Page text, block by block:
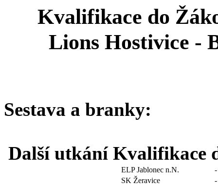
Kvalifikace do
Lions Hostivice -
Sestava a branky:
Další utkání Kvalifikace
ELP Jablonec n.N.
SK Žeravice